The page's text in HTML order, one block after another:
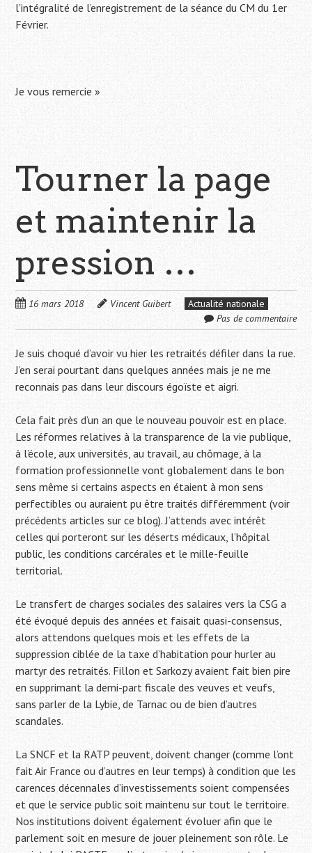
l’intégralité de l’enregistrement de la séance du CM du 1er
Février.
Je vous remercie »
Tourner la page
et maintenir la
pression …
16 mars 2018 Vincent Guibert
Actualité nationale
Pas de commentaire
Je suis choqué d’avoir vu hier les retraités défiler dans la rue.
J’en serai pourtant dans quelques années mais je ne me
reconnais pas dans leur discours égoïste et aigri.
Cela fait près d’un an que le nouveau pouvoir est en place.
Les réformes relatives à la transparence de la vie publique,
à l’école, aux universités, au travail, au chômage, à la
formation professionnelle vont globalement dans le bon
sens même si certains aspects en étaient à mon sens
perfectibles ou auraient pu être traités différemment (voir
précédents articles sur ce blog). J’attends avec intérêt
celles qui porteront sur les déserts médicaux, l’hôpital
public, les conditions carcérales et le mille-feuille
territorial.
Le transfert de charges sociales des salaires vers la CSG a
été évoqué depuis des années et faisait quasi-consensus,
alors attendons quelques mois et les effets de la
suppression ciblée de la taxe d’habitation pour hurler au
martyr des retraités. Fillon et Sarkozy avaient fait bien pire
en supprimant la demi-part fiscale des veuves et veufs,
sans parler de la Lybie, de Tarnac ou de bien d’autres
scandales.
La SNCF et la RATP peuvent, doivent changer (comme l’ont
fait Air France ou d’autres en leur temps) à condition que les
carences décennales d’investissements soient compensées
et que le service public soit maintenu sur tout le territoire.
Nos institutions doivent également évoluer afin que le
parlement soit en mesure de jouer pleinement son rôle. Le